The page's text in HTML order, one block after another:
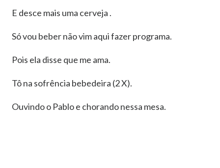
E desce mais uma cerveja .
Só vou beber não vim aqui fazer programa.
Pois ela disse que me ama.
Tô na sofrência bebedeira (2 X).
Ouvindo o Pablo e chorando nessa mesa.